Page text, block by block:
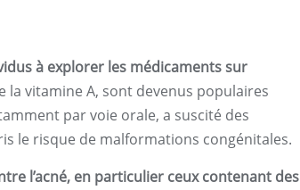
à explorer les médicaments sur
la vitamine A, sont devenus populaires
par voie orale, a suscité des
le risque de malformations congénitales.
l’acné, en particulier ceux contenant des